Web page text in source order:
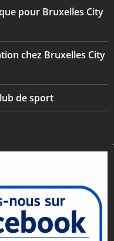
pour Bruxelles City
chez Bruxelles City
de sport